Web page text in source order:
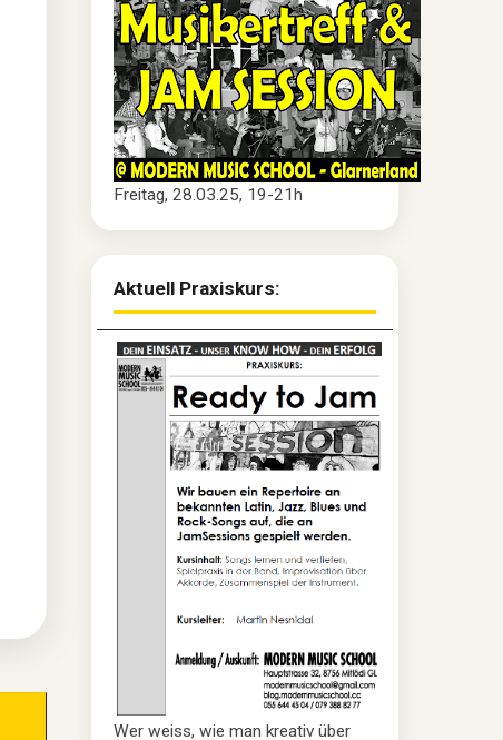
Freitag, 28.03.25, 19-21h
Aktuell Praxiskurs:
Wer weiss, wie man kreativ über